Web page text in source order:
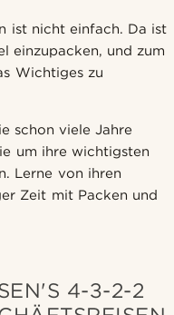
ist nicht einfach. Da ist
einzupacken, und zum
Wichtiges zu
schon viele Jahre
um ihre wichtigsten
Lerne von ihren
Zeit mit Packen und
4-3-2-2